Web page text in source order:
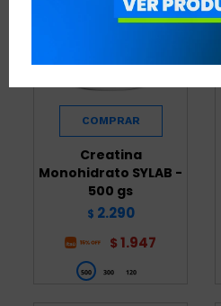
Creatina
Monohidrato SYLAB -
500 gs
$ 2.290
$ 1.947